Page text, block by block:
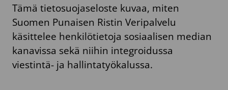
Tämä tietosuojaseloste kuvaa, miten
Suomen Punaisen Ristin Veripalvelu
käsittelee henkilötietoja sosiaalisen median
kanavissa sekä niihin integroidussa
viestintä- ja hallintatyökalussa.